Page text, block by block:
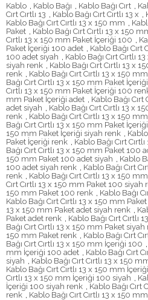
Kablo
Kablo Bağı Kablo Bağı Cırt
Cırt Cırtlı 13
Kablo Bağı Cırt Cırtlı 13 x
Kablo Bağı Cırt Cırtlı 13 x 150 mm
Paket
Kablo Bağı Cırt Cırtlı 13 x 150
Cırtlı 13 x 150 mm Paket İçeriği 100
Paket İçeriği 100 adet
Kablo Bağı Cırt
100 adet siyah
Kablo Bağı Cırt Cırtlı
siyah renk
Kablo Bağı Cırt Cırtlı 13 x
renk
Kablo Bağı Cırt Cırtlı 13 x 150
Bağı Cırt Cırtlı 13 x 150 mm Paket
Cırtlı 13 x 150 mm Paket İçeriği 100
mm Paket İçeriği adet
Kablo Bağı
adet siyah
Kablo Bağı Cırt Cırtlı 13 x
renk
Kablo Bağı Cırt Cırtlı 13 x 150
Bağı Cırt Cırtlı 13 x 150 mm Paket
150 mm Paket İçeriği siyah renk
Paket İçeriği renk
Kablo Bağı Cırt
Bağı Cırt Cırtlı 13 x 150 mm Paket 100
150 mm Paket 100 adet siyah
Kablo
100 adet siyah renk
Kablo Bağı Cırt
renk
Kablo Bağı Cırt Cırtlı 13 x 150
Cırt Cırtlı 13 x 150 mm Paket 100 siyah
150 mm Paket 100 renk
Kablo Bağı
Kablo Bağı Cırt Cırtlı 13 x 150 mm
13 x 150 mm Paket adet siyah renk
Paket adet renk
Kablo Bağı Cırt Cırtlı
Bağı Cırt Cırtlı 13 x 150 mm Paket
150 mm Paket renk
Kablo Bağı Cırt
Bağı Cırt Cırtlı 13 x 150 mm İçeriği 100
mm İçeriği 100 adet
Kablo Bağı Cırt
siyah
Kablo Bağı Cırt Cırtlı 13 x 150
Kablo Bağı Cırt Cırtlı 13 x 150 mm
Cırtlı 13 x 150 mm İçeriği 100 siyah
İçeriği 100 siyah renk
Kablo Bağı Cırt
renk
Kablo Bağı Cırt Cırtlı 13 x 150